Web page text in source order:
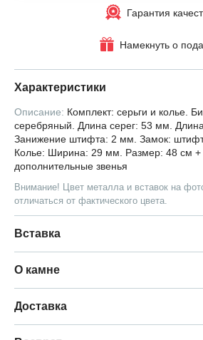
Гарантия
Намекнуть о
Характеристики
Описание: Комплект: серьги и колье.
серебряный. Длина серег: 53 мм.
Занижение штифта: 2 мм. Замок:
Колье: Ширина: 29 мм. Размер: 48 см +
дополнительные звенья
Внимание! Цвет металла и вставок на
отличаться от фактического цвета.
Вставка
О камне
Доставка